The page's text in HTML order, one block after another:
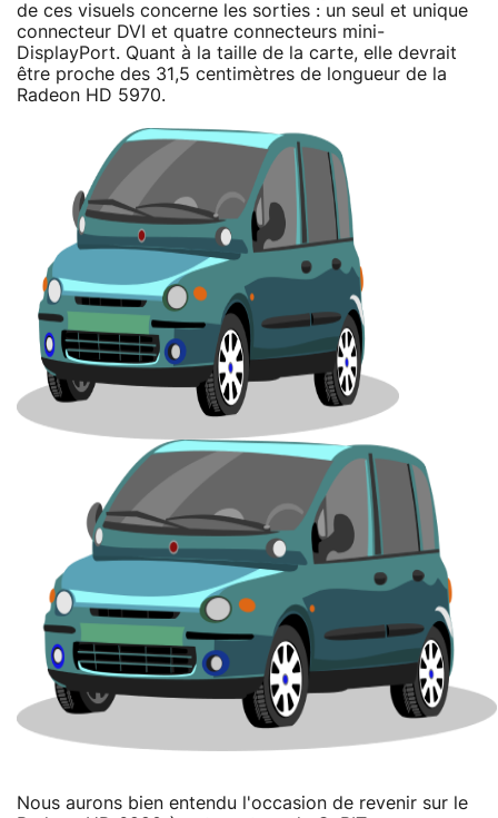
de ces visuels concerne les sorties : un seul et unique
connecteur DVI et quatre connecteurs mini-
DisplayPort. Quant à la taille de la carte, elle devrait
être proche des 31,5 centimètres de longueur de la
Radeon HD 5970.
Nous aurons bien entendu l'occasion de revenir sur le